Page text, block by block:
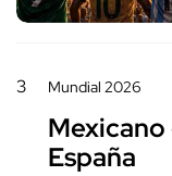
3 Mundial 2026
Mexicano
España